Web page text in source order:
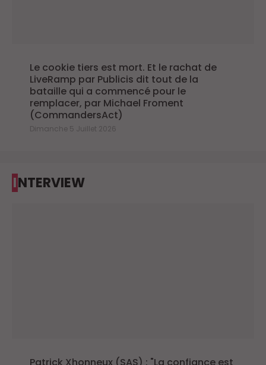
Le cookie tiers est mort. Et le rachat de
LiveRamp par Publicis dit tout de la
bataille qui a commencé pour le
remplacer, par Michael Froment
(CommandersAct)
Dimanche 5 Juillet 2026
INTERVIEW